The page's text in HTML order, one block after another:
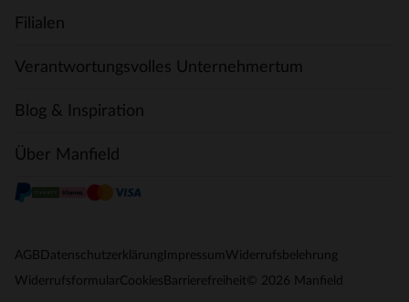
Filialen
Verantwortungsvolles Unternehmertum
Blog & Inspiration
Über Manfield
AGB Datenschutzerklärung Impressum Widerrufsbelehrung
WiderrufsformularCookies Barrierefreiheit © 2026 Manfield